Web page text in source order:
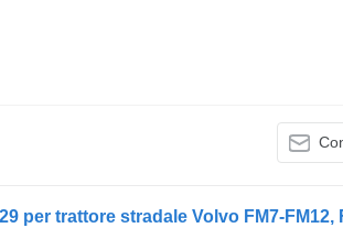
per trattore stradale Volvo FM7-FM12,